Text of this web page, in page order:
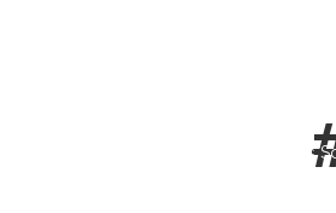
Los alumnos de EUDE Business